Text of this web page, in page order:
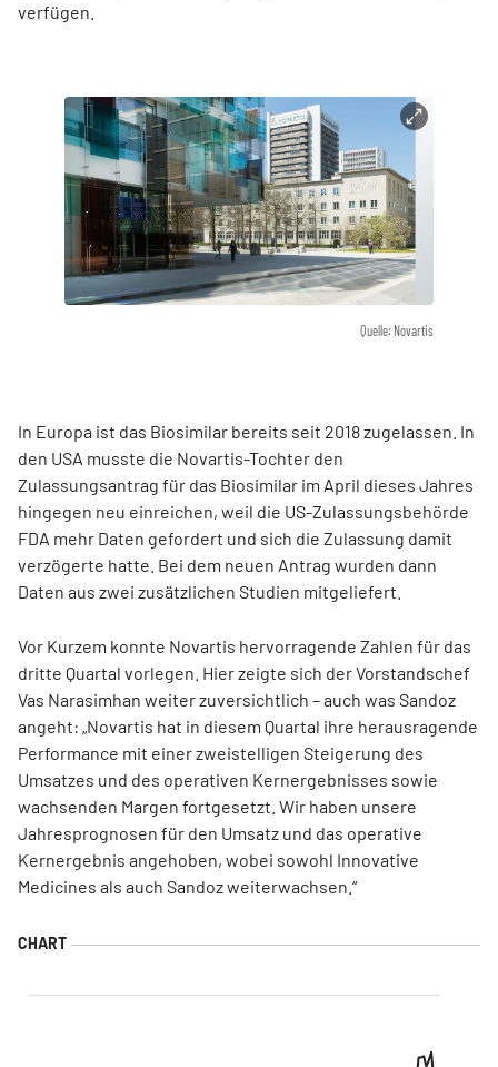
verfügen.
Quelle: Novartis
In Europa ist das Biosimilar bereits seit 2018 zugelassen. In
den USA musste die Novartis-Tochter den
Zulassungsantrag für das Biosimilar im April dieses Jahres
hingegen neu einreichen, weil die US-Zulassungsbehörde
FDA mehr Daten gefordert und sich die Zulassung damit
verzögerte hatte. Bei dem neuen Antrag wurden dann
Daten aus zwei zusätzlichen Studien mitgeliefert.
Vor Kurzem konnte Novartis hervorragende Zahlen für das
dritte Quartal vorlegen. Hier zeigte sich der Vorstandschef
Vas Narasimhan weiter zuversichtlich – auch was Sandoz
angeht: „Novartis hat in diesem Quartal ihre herausragende
Performance mit einer zweistelligen Steigerung des
Umsatzes und des operativen Kernergebnisses sowie
wachsenden Margen fortgesetzt. Wir haben unsere
Jahresprognosen für den Umsatz und das operative
Kernergebnis angehoben, wobei sowohl Innovative
Medicines als auch Sandoz weiterwachsen.“